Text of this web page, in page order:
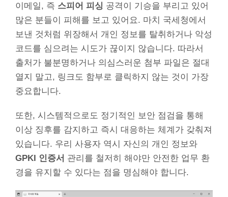
이메일, 즉 스피어 피싱 공격이 기승을 부리고 있어
많은 분들이 피해를 보고 있어요. 마치 국세청에서
보낸 것처럼 위장해서 개인 정보를 탈취하거나 악성
코드를 심으려는 시도가 끊이지 않습니다. 따라서
출처가 불분명하거나 의심스러운 첨부 파일은 절대
열지 말고, 링크도 함부로 클릭하지 않는 것이 가장
중요합니다.
또한, 시스템적으로도 정기적인 보안 점검을 통해
이상 징후를 감지하고 즉시 대응하는 체계가 갖춰져
있습니다. 우리 사용자 역시 자신의 개인 정보와
GPKI 인증서 관리를 철저히 해야만 안전한 업무 환
경을 유지할 수 있다는 점을 명심해야 합니다.